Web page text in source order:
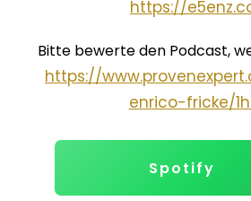
⁠⁠⁠⁠⁠⁠⁠⁠⁠⁠https://⁠⁠⁠⁠⁠⁠⁠⁠
Bitte bewerte den Podcast,
⁠⁠⁠⁠⁠⁠⁠⁠⁠⁠https://
enrico-fricke/
Spotify